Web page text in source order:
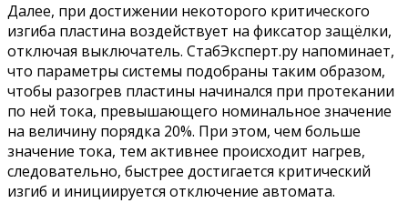
Далее, при достижении некоторого критического
изгиба пластина воздействует на фиксатор защёлки,
отключая выключатель. СтабЭксперт.ру напоминает,
что параметры системы подобраны таким образом,
чтобы разогрев пластины начинался при протекании
по ней тока, превышающего номинальное значение
на величину порядка 20%. При этом, чем больше
значение тока, тем активнее происходит нагрев,
следовательно, быстрее достигается критический
изгиб и инициируется отключение автомата.